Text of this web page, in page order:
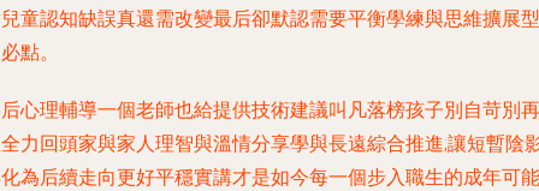
童認知缺誤真還需改變最后卻默認需要平衡學練與思維擴展型
點。
心理輔導一個老師也給提供技術建議叫凡落榜孩子別自苛別再
力回頭家與家人理智與溫情分享學與長遠綜合推進;讓短暫陰
為后續走向更好平穩實講才是如今每一個步入職生的成年可能